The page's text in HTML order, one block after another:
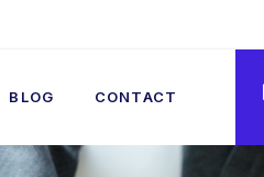
BLOG CONTACT